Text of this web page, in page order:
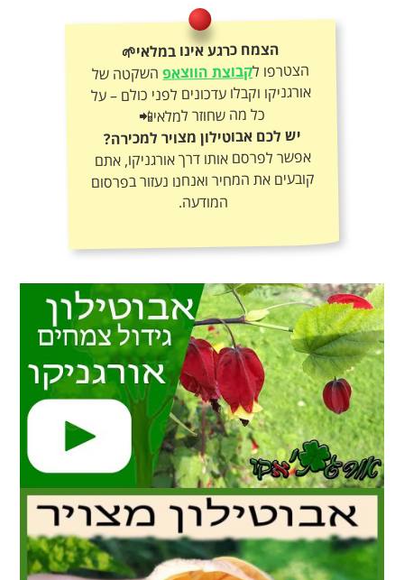
הצמח כרגע אינו במלאי🌱
הצטרפו לקבוצת הווצאפהשקטה של
אורגניקו וקבלו עדכונים לפני כולם – על
כל מה שחוזר למלאי📲
יש לכם אבוטילון מצויר למכירה?
אפשר לפרסם אותו דרך אורגניקו, אתם
קובעים את המחיר ואנחנו נעזור בפרסום
המודעה.